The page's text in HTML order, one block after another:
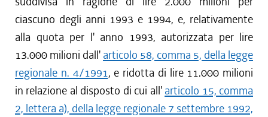
ciascuno degli anni 1993 e 1994, e, relativamente
alla quota per l' anno 1993, autorizzata per lire
13.000 milioni dall' articolo 58, comma 5, della legge
regionale n. 4/1991, e ridotta di lire 11.000 milioni
in relazione al disposto di cui all' articolo 15, comma
2, lettera a), della legge regionale 7 settembre 1992,